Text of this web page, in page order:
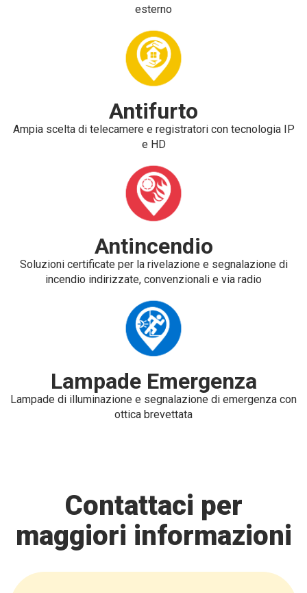
esterno
Antifurto
Ampia scelta di telecamere e registratori con tecnologia IP
e HD
Antincendio
Soluzioni certificate per la rivelazione e segnalazione di
incendio indirizzate, convenzionali e via radio
Lampade Emergenza
Lampade di illuminazione e segnalazione di emergenza con
ottica brevettata
Contattaci per
maggiori informazioni